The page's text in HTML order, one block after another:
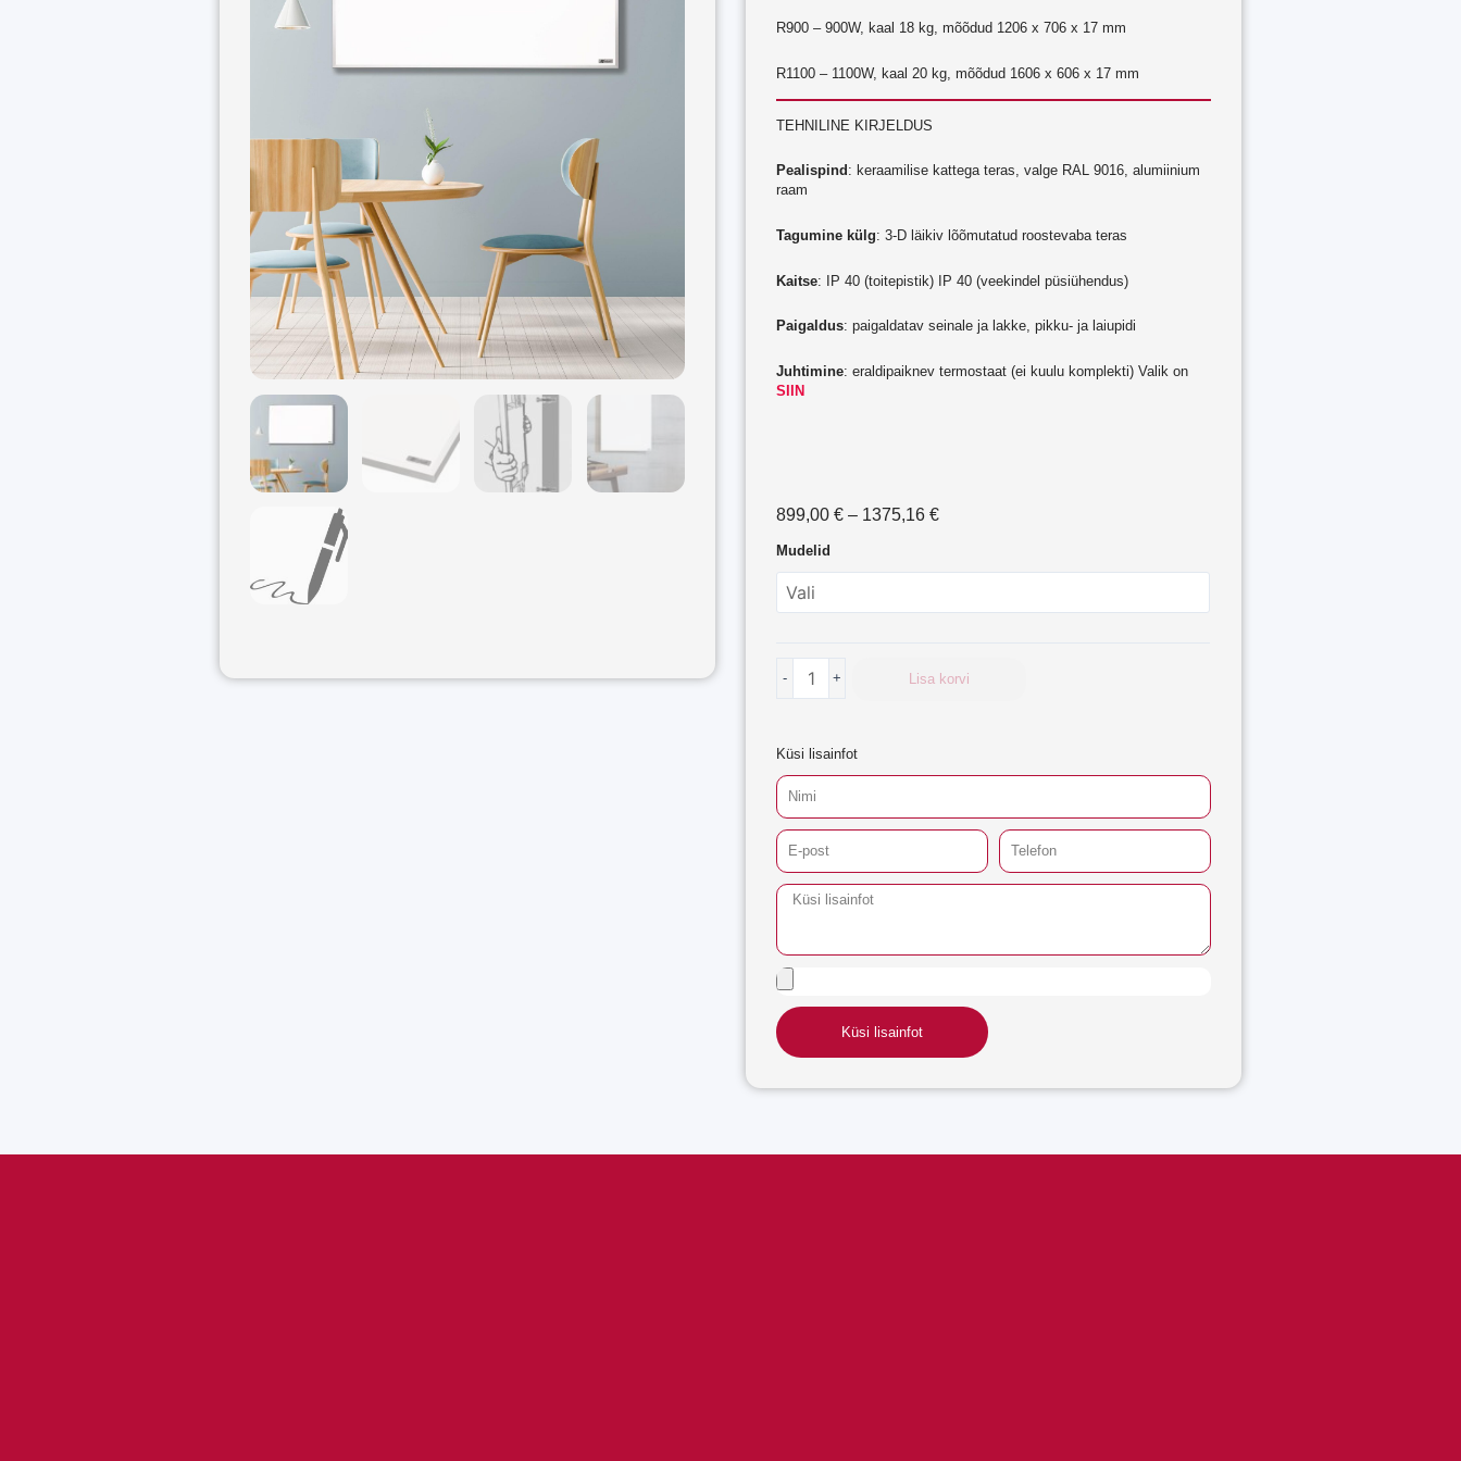
R900 – 900W, kaal 18 kg, mõõdud 1206 x 706 x 17 mm
R1100 – 1100W, kaal 20 kg, mõõdud 1606 x 606 x 17 mm
TEHNILINE KIRJELDUS
Pealispind : keraamilise kattega teras, valge RAL 9016, alumiinium
raam
Tagumine külg: 3-D läikiv lõõmutatud roostevaba teras
Kaitse: IP 40 (toitepistik) IP 40 (veekindel püsiühendus)
Paigaldus: paigaldatav seinale ja lakke, pikku- ja laiupidi
Juhtimine: eraldipaiknev termostaat (ei kuulu komplekti) Valik on
SIIN
899,00€ – 1375,16€Price
through
Mudelid
-
Emailitud
kogus
+ Lisa korvi
Küsi lisainfot
Küsi lisainfot